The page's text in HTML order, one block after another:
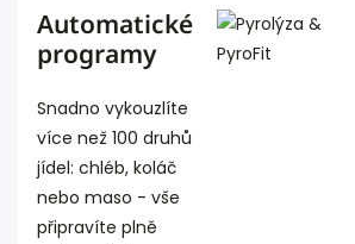
Automatické
programy
Snadno vykouzlíte
více než 100 druhů
jídel: chléb, koláč
nebo maso - vše
připravíte plně